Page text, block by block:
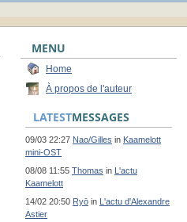
MENU
Home
À propos de l'auteur
LATESTMESSAGES
09/03 22:27 Nao/Gilles in Kaamelott
mini-OST
08/08 11:55 Thomas in L'actu
Kaamelott
14/02 20:50 Ryō in L'actu d'Alexandre
Astier